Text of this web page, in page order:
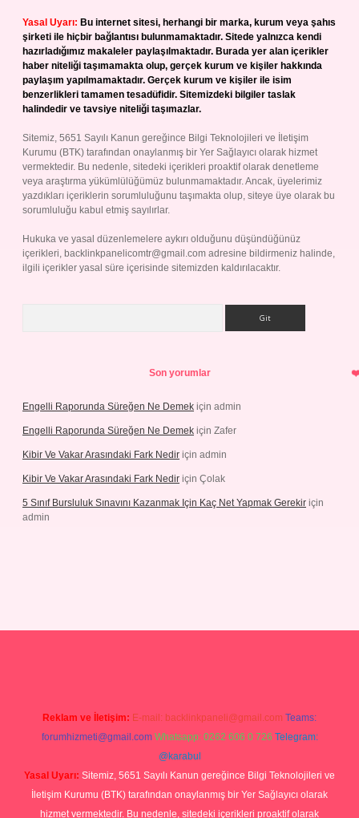
Yasal Uyarı: Bu internet sitesi, herhangi bir marka, kurum veya şahıs
şirketi ile hiçbir bağlantısı bulunmamaktadır. Sitede yalnızca kendi
hazırladığımız makaleler paylaşılmaktadır. Burada yer alan içerikler
haber niteliği taşımamakta olup, gerçek kurum ve kişiler hakkında
paylaşım yapılmamaktadır. Gerçek kurum ve kişiler ile isim
benzerlikleri tamamen tesadüfidir. Sitemizdeki bilgiler taslak
halindedir ve tavsiye niteliği taşımazlar.
Sitemiz, 5651 Sayılı Kanun gereğince Bilgi Teknolojileri ve İletişim
Kurumu (BTK) tarafından onaylanmış bir Yer Sağlayıcı olarak hizmet
vermektedir. Bu nedenle, sitedeki içerikleri proaktif olarak denetleme
veya araştırma yükümlülüğümüz bulunmamaktadır. Ancak, üyelerimiz
yazdıkları içeriklerin sorumluluğunu taşımakta olup, siteye üye olarak bu
sorumluluğu kabul etmiş sayılırlar.
Hukuka ve yasal düzenlemelere aykırı olduğunu düşündüğünüz
içerikleri, backlinkpanelicomtr@gmail.com adresine bildirmeniz halinde,
ilgili içerikler yasal süre içerisinde sitemizden kaldırılacaktır.
Son yorumlar
Engelli Raporunda Süreğen Ne Demek için admin
Engelli Raporunda Süreğen Ne Demek için Zafer
Kibir Ve Vakar Arasındaki Fark Nedir için admin
Kibir Ve Vakar Arasındaki Fark Nedir için Çolak
5 Sınıf Bursluluk Sınavını Kazanmak Için Kaç Net Yapmak Gerekir için
admin
Reklam ve İletişim: E-mail: backlinkpaneli@gmail.com Teams:
forumhizmeti@gmail.com Whatsapp: 0262 606 0 726 Telegram:
@karabul
Yasal Uyarı: Sitemiz, 5651 Sayılı Kanun gereğince Bilgi Teknolojileri ve
İletişim Kurumu (BTK) tarafından onaylanmış bir Yer Sağlayıcı olarak
hizmet vermektedir. Bu nedenle, sitedeki içerikleri proaktif olarak